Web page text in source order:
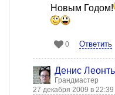
Новым Годом!
0 Ответить
Денис
Грандмастер
27 декабря 2009 в 22:39